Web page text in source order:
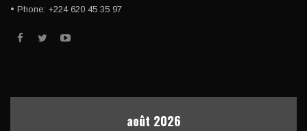
• Phone: +224 620 45 35 97
août 2026